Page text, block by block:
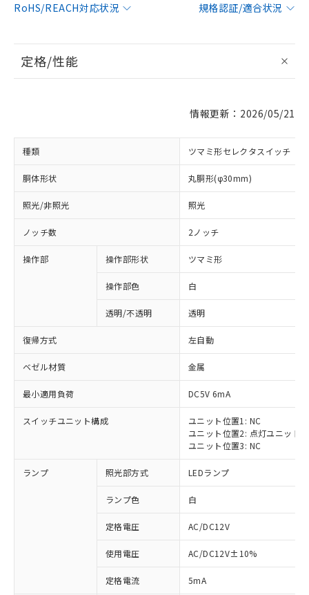
RoHS/REACH対応状況
規格認証/適合状況
定格/性能
情報更新：2026/05/21
種類 ツマミ形セレクタスイッチ
胴体形状 丸胴形(φ30mm)
照光/非照光 照光
ノッチ数 2ノッチ
操作部 操作部形状 ツマミ形
操作部色 白
透明/不透明 透明
復帰方式 左自動
ベゼル材質 金属
最小適用負荷 DC5V 6mA
スイッチユニット構成
ユニット位置1: NC
ユニット位置2: 点灯ユニット
ユニット位置3: NC
ランプ 照光部方式 LEDランプ
ランプ色 白
定格電圧 AC/DC12V
使用電圧 AC/DC12V±10%
定格電流 5mA
対応済み：EU RoHS指令（10物質）の
非含有に対応した製品が提供可能な商品で